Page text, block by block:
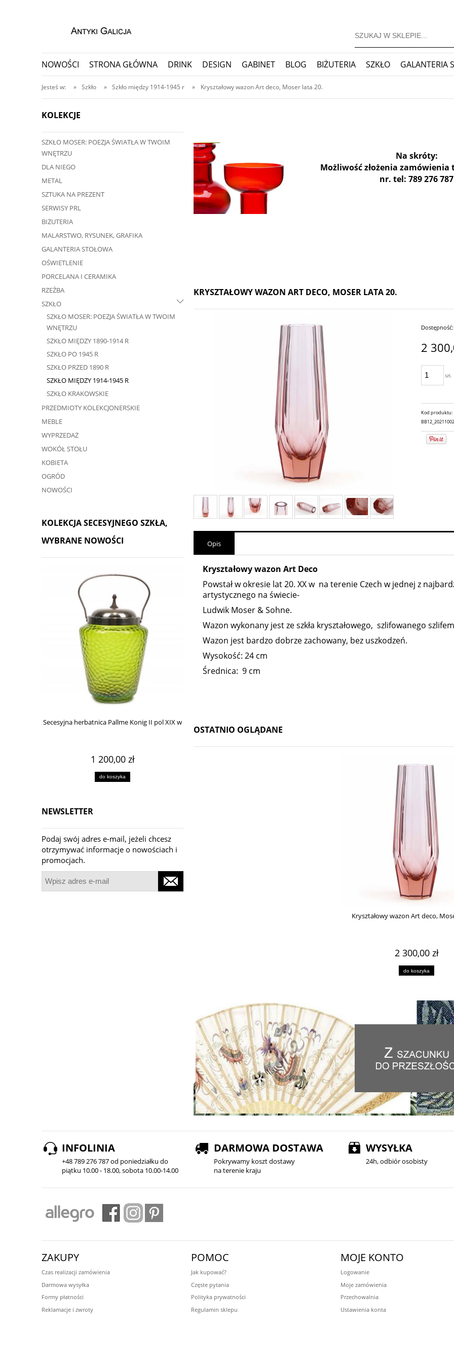
NOWOŚCI STRONA GŁÓWNA DRINK DESIGN GABINET BLOG BIŻUTERIA SZKŁO GALANTERIA
PORCELANA I CERAMIKA
PRZEDMIOTY KOLEKCJONERSKIE ZEGARY BLOG
Jesteś w: » Szkło » Szkło między 1914-1945 r » Kryształowy wazon Art deco, Moser lata 20.
KOLEKCJE
SZKŁO MOSER: POEZJA ŚWIATŁA W TWOIM
WNĘTRZU
DLA NIEGO
METAL
SZTUKA NA PREZENT
SERWISY PRL
BIŻUTERIA
MALARSTWO, RYSUNEK, GRAFIKA
GALANTERIA STOŁOWA
OŚWIETLENIE
PORCELANA I CERAMIKA
RZEŹBA
SZKŁO
SZKŁO MOSER: POEZJA ŚWIATŁA W TWOIM
WNĘTRZU
SZKŁO MIĘDZY 1890-1914 R
SZKŁO PO 1945 R
SZKŁO PRZED 1890 R
SZKŁO MIĘDZY 1914-1945 R
SZKŁO KRAKOWSKIE
PRZEDMIOTY KOLEKCJONERSKIE
MEBLE
WYPRZEDAŻ
WOKÓŁ STOŁU
KOBIETA
OGRÓD
NOWOŚCI
KOLEKCJA SECESYJNEGO SZKŁA,
WYBRANE NOWOŚCI
Secesyjna herbatnica Pallme Konig II pol XIX w
1 200,00 zł
do koszyka do koszyka
NEWSLETTER
Podaj swój adres e-mail, jeżeli chcesz
otrzymywać informacje o nowościach i
promocjach.
przedmiot?
nawet do 30 dni
Na skróty:
Możliwość złożenia zamówienia
nr. tel: 789 276 787
KRYSZTAŁOWY WAZON ART DECO, MOSER LATA 20.
Dostępność:
2
szt.
Kod produktu:
Opis
Kryształowy wazon Art Deco
Powstał w okresie lat 20. XX w na terenie Czech w jednej z
artystycznego na świecie-
Ludwik Moser & Sohne.
Wazon wykonany jest ze szkła kryształowego, szlifowanego
Wazon jest bardzo dobrze zachowany, bez uszkodzeń.
Wysokość: 24 cm
Średnica: 9 cm
OSTATNIO OGLĄDANE
Kryształowy wazon Art deco,
2 300,00 zł
do koszyka
INFOLINIA
+48 789 276 787 od poniedziałku do
piątku 10.00 - 18.00, sobota 10.00-14.00
DARMOWA DOSTAWA
Pokrywamy koszt dostawy
na terenie kraju
WYSYŁKA
24h, odbiór osobisty
ZAKUPY
Czas realizacji zamówienia
Darmowa wysyłka
Formy płatności
Reklamacje i zwroty
POMOC
Jak kupować?
Częste pytania
Polityka prywatności
Regulamin sklepu
MOJE KONTO
Logowanie
Moje zamówienia
Przechowalnia
Ustawienia konta